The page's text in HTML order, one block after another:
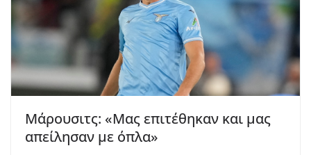
Μάρουσιτς: «Μας επιτέθηκαν και μας
απείλησαν με όπλα»